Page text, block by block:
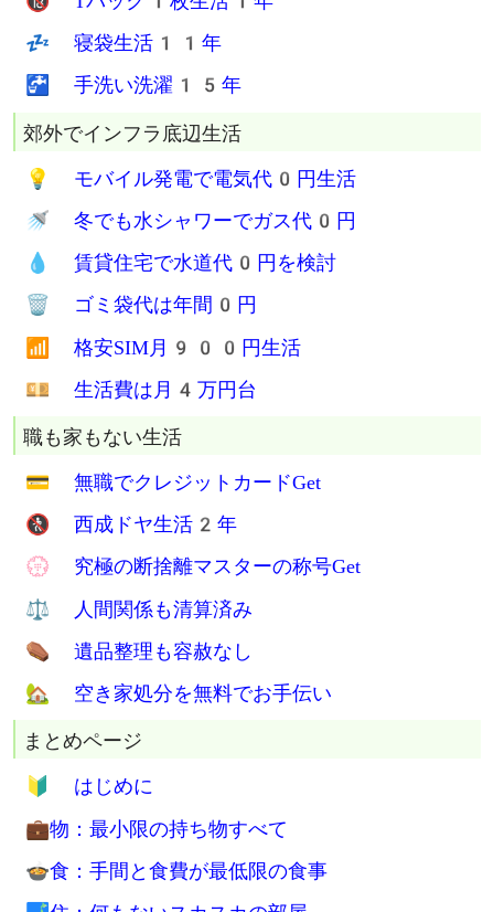
🧘 真のミニマリストは
📦 引越しで全持ち物を
🦶 徒歩と公共交通機関で
💪 一人で一度に運び
🛍 レジ袋での海外旅行も
✈ 持ち物が最少で合理的だ
飯と服は最低限の生活
🍱 食費は月1万円未満
🔥 加熱5分で炊飯
🍚 西成炊き出し飯0円
🔞 Tバック1枚生活1年
💤 寝袋生活11年
🚰 手洗い洗濯15年
郊外でインフラ底辺生活
💡 モバイル発電で電気代0円生活
🚿 冬でも水シャワーでガス代0円
💧 賃貸住宅で水道代0円を検討
🗑 ゴミ袋代は年間0円
📶 格安SIM月900円生活
💴 生活費は月4万円台
職も家もない生活